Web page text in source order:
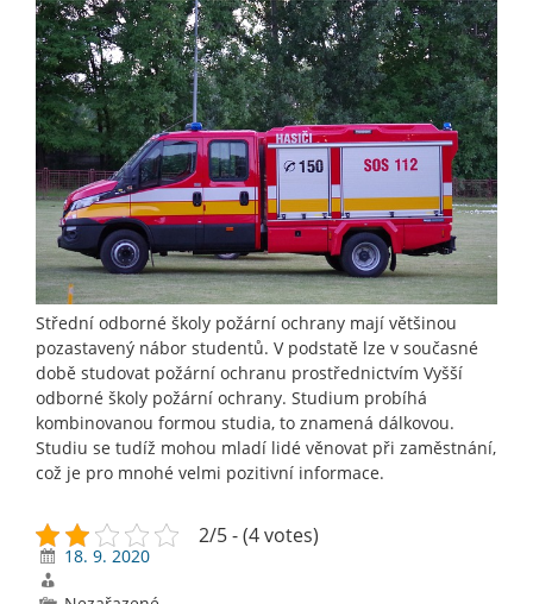
Střední odborné školy požární ochrany mají většinou
pozastavený nábor studentů. V podstatě lze v současné
době studovat požární ochranu prostřednictvím Vyšší
odborné školy požární ochrany. Studium probíhá
kombinovanou formou studia, to znamená dálkovou.
Studiu se tudíž mohou mladí lidé věnovat při zaměstnání,
což je pro mnohé velmi pozitivní informace.
2/5 - (4 votes)
18. 9. 2020